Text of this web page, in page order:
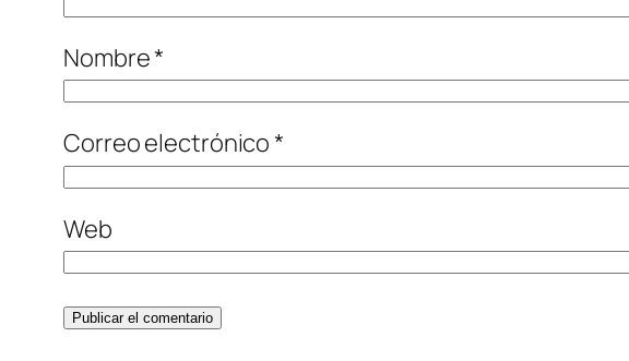
Nombre*
Correo electrónico*
Web